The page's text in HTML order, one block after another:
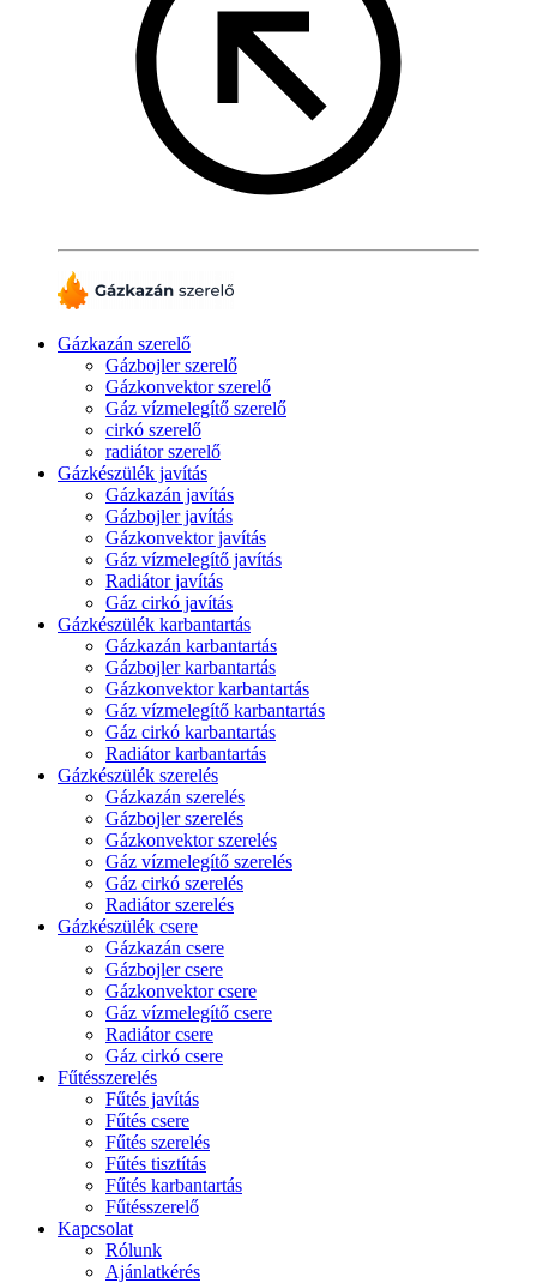
Gázkazán szerelő
Gázbojler szerelő
Gázkonvektor szerelő
Gáz vízmelegítő szerelő
cirkó szerelő
radiátor szerelő
Gázkészülék javítás
Gázkazán javítás
Gázbojler javítás
Gázkonvektor javítás
Gáz vízmelegítő javítás
Radiátor javítás
Gáz cirkó javítás
Gázkészülék karbantartás
Gázkazán karbantartás
Gázbojler karbantartás
Gázkonvektor karbantartás
Gáz vízmelegítő karbantartás
Gáz cirkó karbantartás
Radiátor karbantartás
Gázkészülék szerelés
Gázkazán szerelés
Gázbojler szerelés
Gázkonvektor szerelés
Gáz vízmelegítő szerelés
Gáz cirkó szerelés
Radiátor szerelés
Gázkészülék csere
Gázkazán csere
Gázbojler csere
Gázkonvektor csere
Gáz vízmelegítő csere
Radiátor csere
Gáz cirkó csere
Fűtésszerelés
Fűtés javítás
Fűtés csere
Fűtés szerelés
Fűtés tisztítás
Fűtés karbantartás
Fűtésszerelő
Kapcsolat
Rólunk
Ajánlatkérés